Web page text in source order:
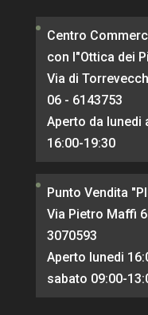
Centro
con l"Ottica dei
Via di
06 - 6143753
Aperto da lunedi
16:00-19:30
Punto Vendita
Via Pietro Maffi
3070593
Aperto lunedi
sabato 09:00-